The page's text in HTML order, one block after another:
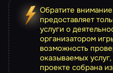
Обратите
предоставляет
услуги о
организатором
возможность
оказываемых
проекте собрана